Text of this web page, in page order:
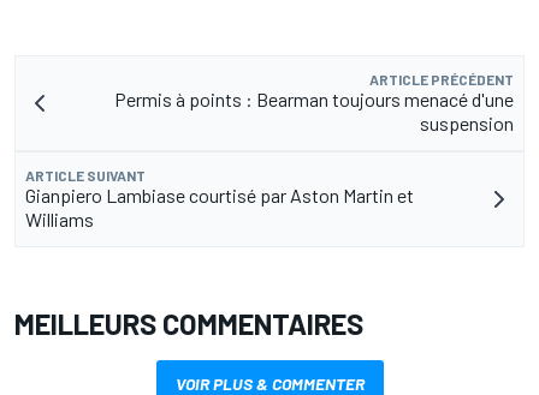
ARTICLE PRÉCÉDENT
Permis à points : Bearman toujours menacé d'une
suspension
ARTICLE SUIVANT
Gianpiero Lambiase courtisé par Aston Martin et
Williams
MEILLEURS COMMENTAIRES
VOIR PLUS & COMMENTER